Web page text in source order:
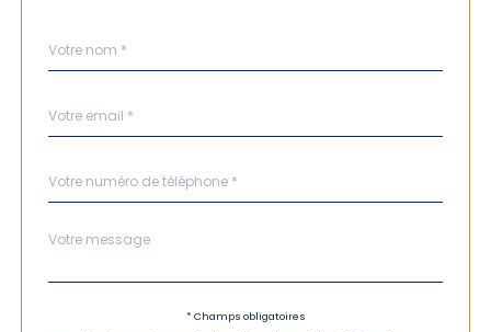
par
*
*
*
Fieldset
Message
*
* Champs obligatoires